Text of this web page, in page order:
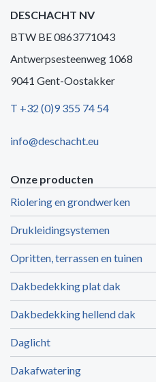
DESCHACHT NV
BTW BE 0863771043
Antwerpsesteenweg 1068
9041 Gent-Oostakker
T +32 (0)9 355 74 54
info@deschacht.eu
Onze producten
Riolering en grondwerken
Drukleidingsystemen
Opritten, terrassen en tuinen
Dakbedekking plat dak
Dakbedekking hellend dak
Daglicht
Dakafwatering